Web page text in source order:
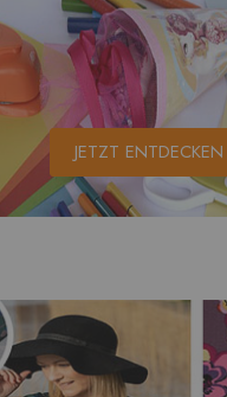
JETZT ENTDECKEN